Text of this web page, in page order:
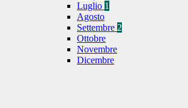
Luglio 1
Agosto
Settembre 2
Ottobre
Novembre
Dicembre